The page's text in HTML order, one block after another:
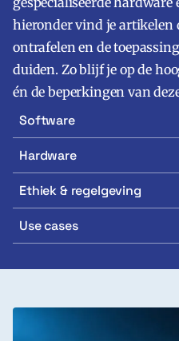
Zoeken
hieronder vind je artikelen
ontrafelen en de
duiden. Zo blijf je op de
én de beperkingen van
Software
Hardware
Ethiek & regelgeving
Use cases